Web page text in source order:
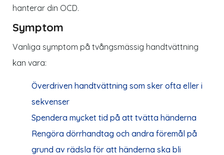
hanterar din OCD.
Symptom
Vanliga symptom på tvångsmässig handtvättning
kan vara:
Överdriven handtvättning som sker ofta eller i
sekvenser
Spendera mycket tid på att tvätta händerna
Rengöra dörrhandtag och andra föremål på
grund av rädsla för att händerna ska bli